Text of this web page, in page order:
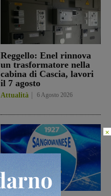
Reggello: Enel rinnova
un trasformatore nella
cabina di Cascia, lavori
il 7 agosto
Attualità 6 Agosto 2026
×